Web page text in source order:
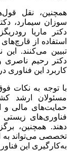
همچنین، نقل
سوزان سیمارد،
دکتر ماریا
استفاده از
تبیین می‌کنند.
دکتر رحیم ناصری
کاربرد این
با توجه به نکات
مسئولان ارشد
حمایت‌های مالی و
فناوری‌های زیستی
دهند. همچنین،
تخصصی می‌تواند به
به‌کارگیری این